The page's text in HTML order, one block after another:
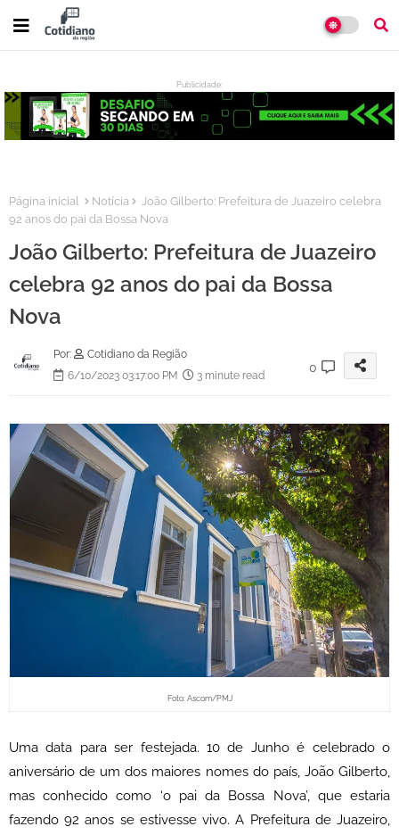
Publicidade:
:
Página inicial Notícia
João Gilberto: Prefeitura de Juazeiro celebra
92 anos do pai da Bossa Nova
João Gilberto: Prefeitura de Juazeiro
celebra 92 anos do pai da Bossa
Nova
Por:
Cotidiano da Região
6/10/2023 03:17:00 PM
3 minute read
0
Foto: Ascom/PMJ
Uma data para ser festejada. 10 de Junho é celebrado o
aniversário de um dos maiores nomes do país, João Gilberto,
mas conhecido como ‘o pai da Bossa Nova’, que estaria
fazendo 92 anos se estivesse vivo. A Prefeitura de Juazeiro,